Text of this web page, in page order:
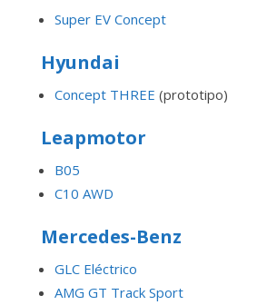
Super EV Concept
Hyundai
Concept THREE (prototipo)
Leapmotor
B05
C10 AWD
Mercedes-Benz
GLC Eléctrico
AMG GT Track Sport